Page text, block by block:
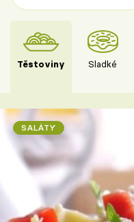
Těstoviny Sladké
SALÁTY